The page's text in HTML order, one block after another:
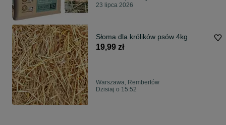
23 lipca 2026
Słoma dla królików psów 4kg
19,99 zł
Warszawa, Rembertów
Dzisiaj o 15:52